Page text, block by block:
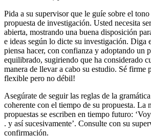
Pida a su supervisor que le guíe sobre el
propuesta de investigación. Usted necesita
abierta, mostrando una buena disposición
e ideas según lo dicte su investigación. Diga
piensa hacer, con confianza y adoptando un
equilibrado, sugiriendo que ha considerado
manera de llevar a cabo su estudio. Sé firme
flexible pero no débil!
Asegúrate de seguir las reglas de la
coherente con el tiempo de su propuesta. La
propuestas se escriben en tiempo futuro:
. y así sucesivamente’. Consulte con su
confirmación.